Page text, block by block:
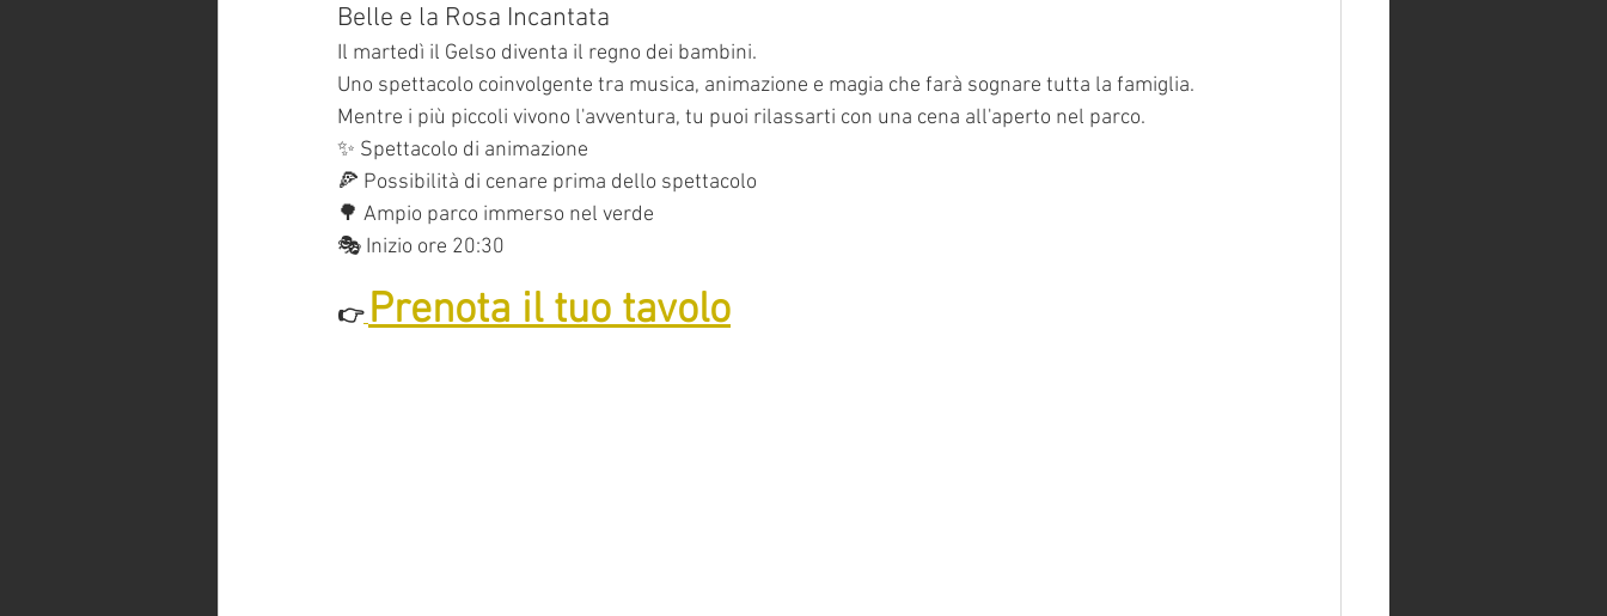
Belle e la Rosa Incantata
Il martedì il Gelso diventa il regno dei bambini.
Uno spettacolo coinvolgente tra musica, animazione e magia che farà sognare tutta la famiglia.
Mentre i più piccoli vivono l'avventura, tu puoi rilassarti con una cena all'aperto nel parco.
✨ Spettacolo di animazione
🍕 Possibilità di cenare prima dello spettacolo
🌳 Ampio parco immerso nel verde
🎭 Inizio ore 20:30
👉Prenota il tuo tavolo